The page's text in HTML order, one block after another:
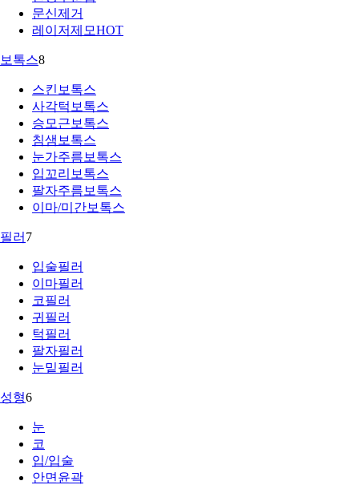
문신제거
레이저제모HOT
보톡스8
스킨보톡스
사각턱보톡스
승모근보톡스
침샘보톡스
눈가주름보톡스
입꼬리보톡스
팔자주름보톡스
이마/미간보톡스
필러 7
입술필러
이마필러
코필러
귀필러
턱필러
팔자필러
눈밑필러
성형6
눈
코
입/입술
안면윤곽